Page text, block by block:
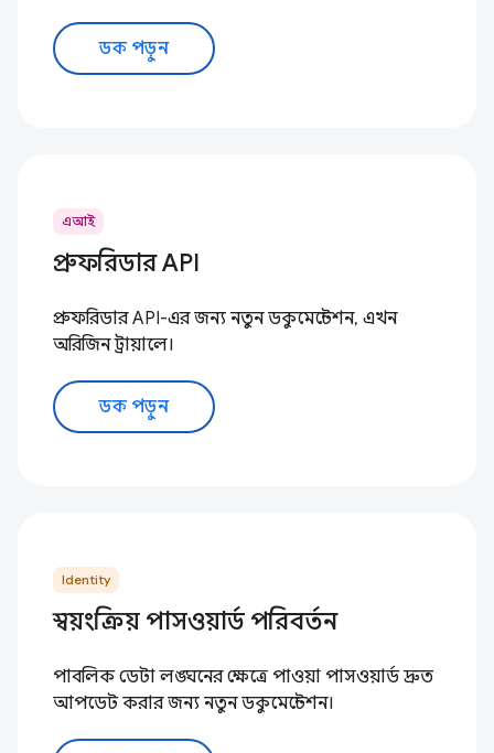
ডক পড়ুন
এআই
প্রুফরিডার API
প্রুফরিডার API-এর জন্য নতুন ডকুমেন্টেশন, এখন
অরিজিন ট্রায়ালে।
ডক পড়ুন
Identity
স্বয়ংক্রিয় পাসওয়ার্ড পরিবর্তন
পাবলিক ডেটা লঙ্ঘনের ক্ষেত্রে পাওয়া পাসওয়ার্ড দ্রুত
আপডেট করার জন্য নতুন ডকুমেন্টেশন।